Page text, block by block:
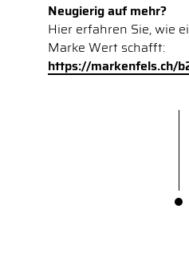
Neugierig auf mehr?
Hier erfahren Sie, wie
Marke Wert schafft:
https://markenfels.ch/